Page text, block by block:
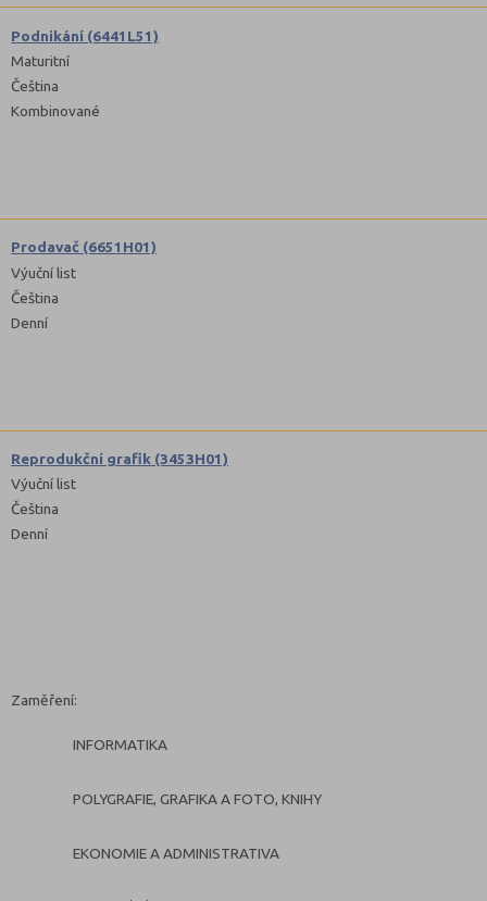
Podnikání (6441L51)
Maturitní
Čeština
Kombinované
Prodavač (6651H01)
Výuční list
Čeština
Denní
Reprodukční grafik (3453H01)
Výuční list
Čeština
Denní
Zaměření:
INFORMATIKA
POLYGRAFIE, GRAFIKA A FOTO, KNIHY
EKONOMIE A ADMINISTRATIVA